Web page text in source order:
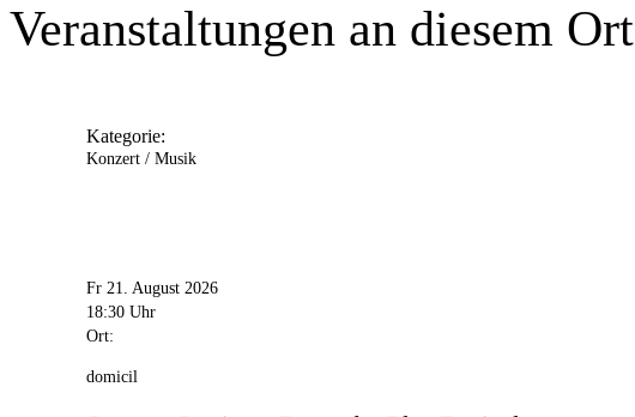
Veranstaltungen an diesem Ort
Kategorie:
Konzert / Musik
Fr 21. August 2026
18:30 Uhr
Ort:
domicil